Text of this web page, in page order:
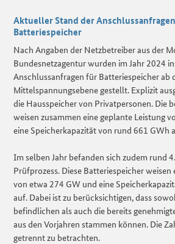
Aktueller Stand der
Batteriespeicher
Nach Angaben der Netzbetreiber aus der
Bundesnetzagentur wurden im Jahr 2024
Anschlussanfragen für Batteriespeicher ab
Mittelspannungsebene gestellt. Explizit
die Hausspeicher von Privatpersonen. Die
weisen zusammen eine geplante Leistung
eine Speicherkapazität von rund 661 GWh
Im selben Jahr befanden sich zudem rund
Prüfprozess. Diese Batteriespeicher
von etwa 274 GW und eine
auf. Dabei ist zu berücksichtigen, dass
befindlichen als auch die bereits
aus den Vorjahren stammen können. Die
getrennt zu betrachten.